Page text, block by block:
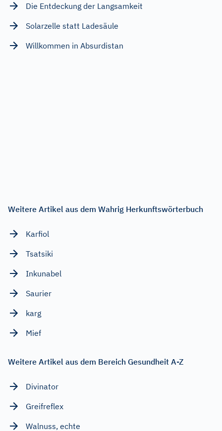
Die Entdeckung der Langsamkeit
Solarzelle statt Ladesäule
Willkommen in Absurdistan
Weitere Artikel aus dem Wahrig Herkunftswörterbuch
Karfiol
Tsatsiki
Inkunabel
Saurier
karg
Mief
Weitere Artikel aus dem Bereich Gesundheit A-Z
Divinator
Greifreflex
Walnuss, echte